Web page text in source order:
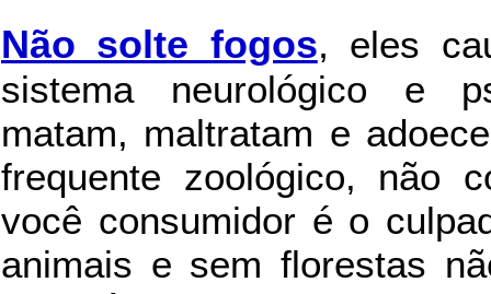
Não solte fogos, eles
sistema neurológico e
matam, maltratam e
frequente zoológico, não
você consumidor é o
animais e sem florestas